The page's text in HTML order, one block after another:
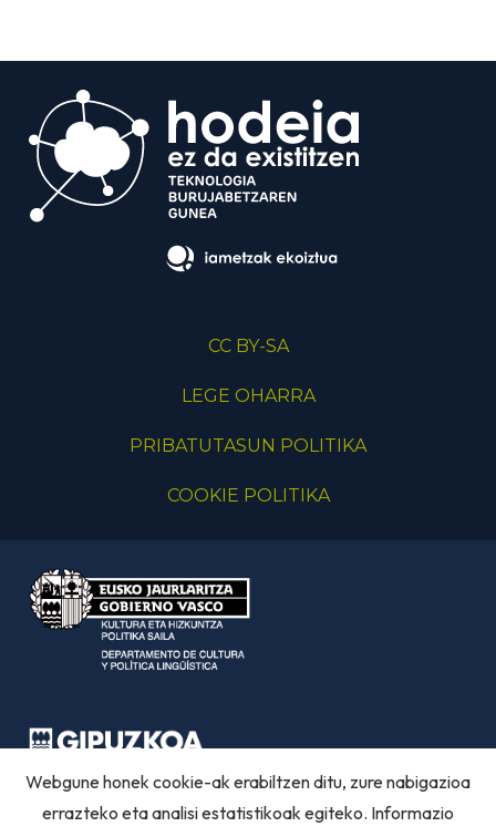
CC BY-SA
LEGE OHARRA
PRIBATUTASUN POLITIKA
COOKIE POLITIKA
Webgune honek cookie-ak erabiltzen ditu, zure nabigazioa
errazteko eta analisi estatistikoak egiteko. Informazio